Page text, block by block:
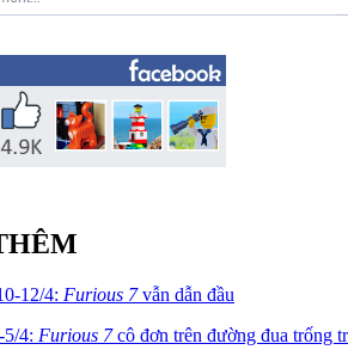
12/4: Furious 7vẫn dẫn đầu
5/4: Furious 7cô đơn trên đường đua trống